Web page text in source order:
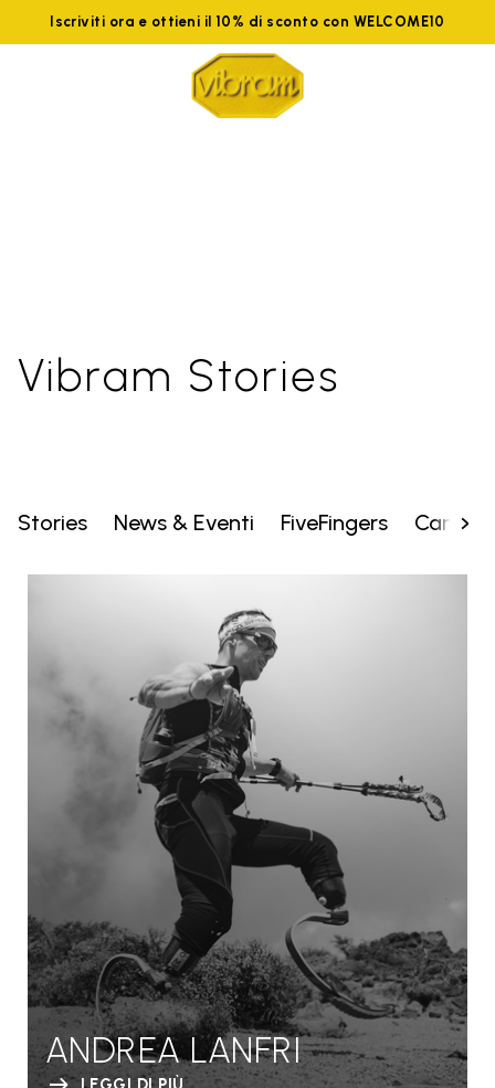
Iscriviti ora e ottieni il 10% di sconto con WELCOME10
Vibram Stories
Stories News & Eventi FiveFingers
ANDREA LANFRI